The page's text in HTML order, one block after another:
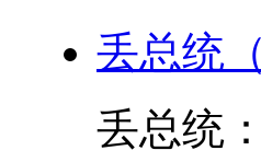
丢总统
丢总统